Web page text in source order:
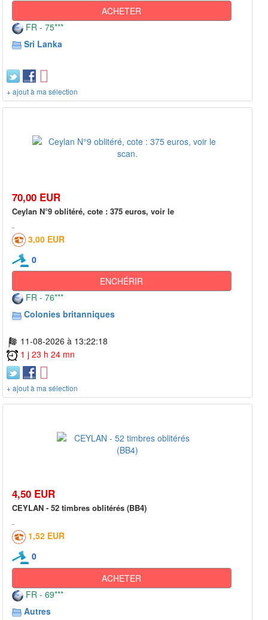
ACHETER
FR - 75***
Sri Lanka
+ ajout à ma sélection
70,00 EUR
Ceylan N°9 oblitéré, cote : 375 euros, voir le
3,00 EUR
0
ENCHÉRIR
FR - 76***
Colonies britanniques
11-08-2026 à 13:22:18
1 j 23 h 24 mn
+ ajout à ma sélection
4,50 EUR
CEYLAN - 52 timbres oblitérés (BB4)
1,52 EUR
0
ACHETER
FR - 69***
Autres